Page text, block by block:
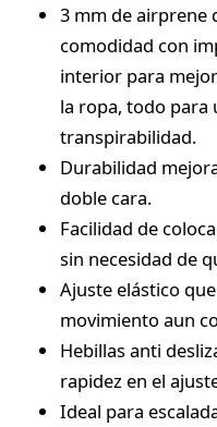
3 mm de airprene
comodidad con
interior para
la ropa, todo para
transpirabilidad.
Durabilidad
doble cara.
Facilidad de
sin necesidad de
Ajuste elástico
movimiento aun
Hebillas anti
rapidez en el
Ideal para